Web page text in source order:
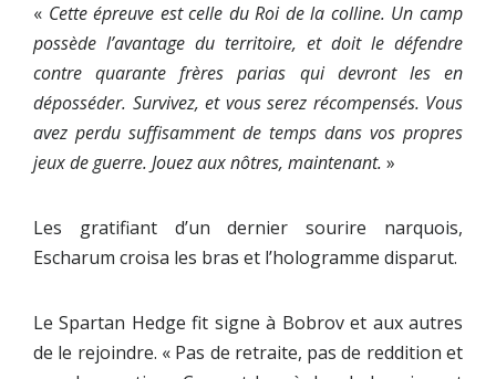
« Cette épreuve est celle du Roi de la colline. Un camp
possède l’avantage du territoire, et doit le défendre
contre quarante frères parias qui devront les en
déposséder. Survivez, et vous serez récompensés. Vous
avez perdu suffisamment de temps dans vos propres
jeux de guerre. Jouez aux nôtres, maintenant. »
Les gratifiant d’un dernier sourire narquois,
Escharum croisa les bras et l’hologramme disparut.
Le Spartan Hedge fit signe à Bobrov et aux autres
de le rejoindre. « Pas de retraite, pas de reddition et